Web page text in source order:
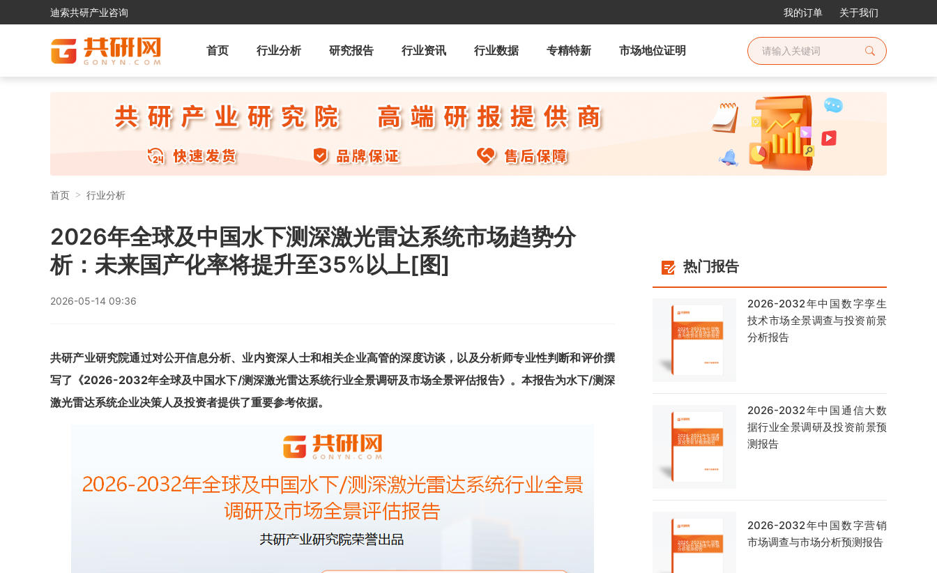
迪索共研产业咨询 我的订单 关于我们
首页 行业分析 研究报告 行业资讯 行业数据 专精特新 市场地位证明
首页 行业分析
2026年全球及中国水下测深激光雷达系统市场趋势分
析：未来国产化率将提升至35%以上[图]
2026-05-14 09:36
共研产业研究院通过对公开信息分析、业内资深人士和相关企业高管的深度访谈，以及分析师专业性判断和评价撰
写了《2026-2032年全球及中国水下/测深激光雷达系统行业全景调研及市场全景评估报告》 。本报告为水下/测深
激光雷达系统企业决策人及投资者提供了重要参考依据。
热门报告
2026-2032年中国数字孪生
技术市场全景调查与投资前景
分析报告
2026-2032年中国通信大数
据行业全景调研及投资前景预
测报告
2026-2032年中国数字营销
市场调查与市场分析预测报告